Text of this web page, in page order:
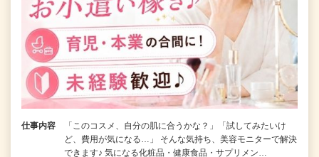
仕事内容
「このコスメ、自分の肌に合うかな？」「試してみたいけ
ど、費用が気になる…」 そんな気持ち、美容モニターで解決
できます♪ 気になる化粧品・健康食品・サプリメン…